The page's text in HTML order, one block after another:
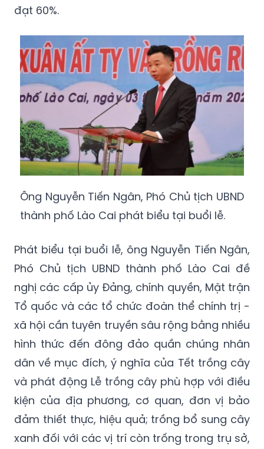
đạt 60%.
Ông Nguyễn Tiến Ngân, Phó Chủ tịch UBND
thành phố Lào Cai phát biểu tại buổi lễ.
Phát biểu tại buổi lễ, ông Nguyễn Tiến Ngân,
Phó Chủ tịch UBND thành phố Lào Cai đề
nghị các cấp ủy Đảng, chính quyền, Mặt trận
Tổ quốc và các tổ chức đoàn thể chính trị -
xã hội cần tuyên truyền sâu rộng bằng nhiều
hình thức đến đông đảo quần chúng nhân
dân về mục đích, ý nghĩa của Tết trồng cây
và phát động Lễ trồng cây phù hợp với điều
kiện của địa phương, cơ quan, đơn vị bảo
đảm thiết thực, hiệu quả; trồng bổ sung cây
xanh đối với các vị trí còn trống trong trụ sở,